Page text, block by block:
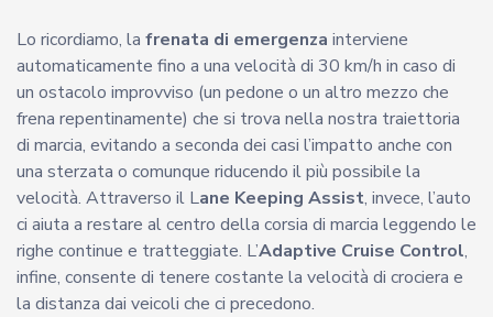
Lo ricordiamo, la frenata di emergenza interviene
automaticamente fino a una velocità di 30 km/h in caso di
un ostacolo improvviso (un pedone o un altro mezzo che
frena repentinamente) che si trova nella nostra traiettoria
di marcia, evitando a seconda dei casi l’impatto anche con
una sterzata o comunque riducendo il più possibile la
velocità. Attraverso il Lane Keeping Assist, invece, l’auto
ci aiuta a restare al centro della corsia di marcia leggendo le
righe continue e tratteggiate. L’Adaptive Cruise Control,
infine, consente di tenere costante la velocità di crociera e
la distanza dai veicoli che ci precedono.